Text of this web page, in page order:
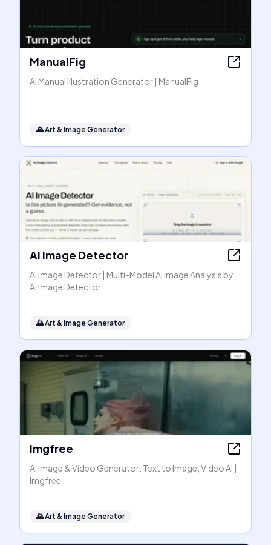
ManualFig
AI Manual Illustration Generator | ManualFig
🌄Art & Image Generator
AI Image Detector
AI Image Detector | Multi-Model AI Image Analysis by
AI Image Detector
🌄Art & Image Generator
Imgfree
AI Image & Video Generator: Text to Image, Video AI |
Imgfree
🌄Art & Image Generator